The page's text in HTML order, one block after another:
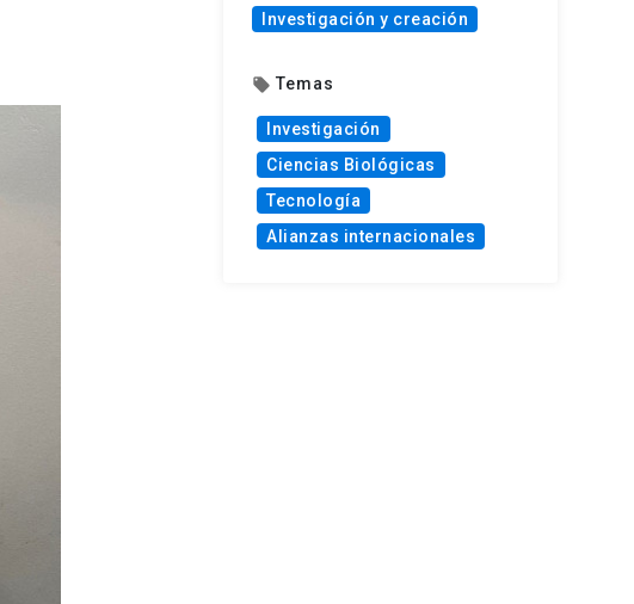
Investigación y creación
local_offer Temas
Investigación
Ciencias Biológicas
Tecnología
Alianzas internacionales